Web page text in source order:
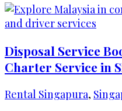
Disposal Service
Charter Service in
Rental Singapura,